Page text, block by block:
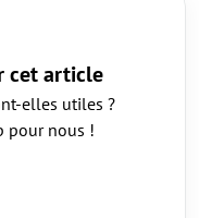
cet article
elles utiles ?
pour nous !